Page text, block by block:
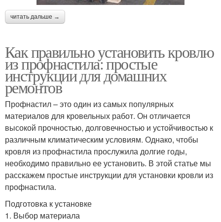
читать дальше →
Как правильно установить кровлю
из профнастила: простые
инструкции для домашних
ремонтов
Профнастил – это один из самых популярных
материалов для кровельных работ. Он отличается
высокой прочностью, долговечностью и устойчивостью к
различным климатическим условиям. Однако, чтобы
кровля из профнастила прослужила долгие годы,
необходимо правильно ее установить. В этой статье мы
расскажем простые инструкции для установки кровли из
профнастила.
Подготовка к установке
1. Выбор материала